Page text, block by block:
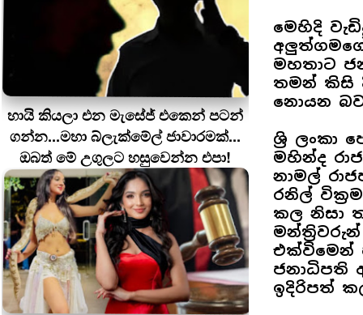
හායි කියලා එන මැසේජ් එකෙන් පටන්
ගන්න...මහා බ්ලැක්මේල් ජාවාරමක්...
ඔබත් මේ උගුලට හසුවෙන්න එපා!
මෙහිදි
මහතාට
තමන් කිසි
නොයන
ශ්‍රි ලංකා
මහින්ද
නාමල්
රනිල්
කල නිසා
එක්විමෙන්
ජනාධිපති
ඉදිරිපත්